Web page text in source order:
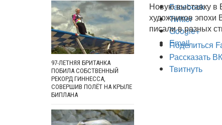
Facebook
Twitter
Google+
Email
Новую выставку в
художников
писали в разных
Поделиться
Рассказать
Твитнуть
97-ЛЕТНЯЯ БРИТАНКА
ПОБИЛА СОБСТВЕННЫЙ
РЕКОРД ГИННЕССА,
СОВЕРШИВ ПОЛЁТ НА КРЫЛЕ
БИПЛАНА